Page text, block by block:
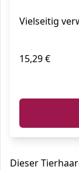
Vielseitig
15,29 €
Dieser